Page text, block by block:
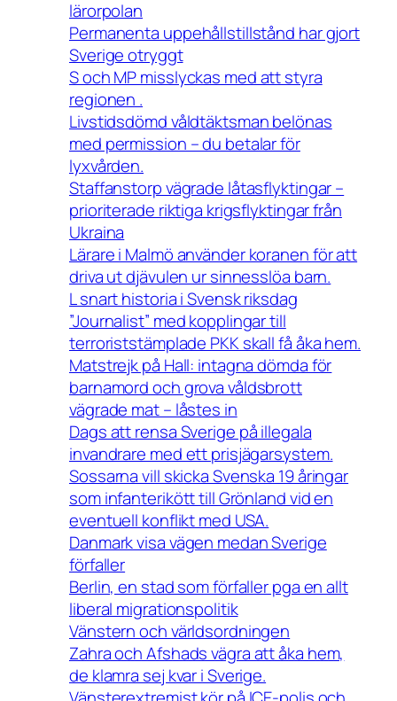
lärorpolan
Permanenta uppehållstillstånd har gjort
Sverige otryggt
S och MP misslyckas med att styra
regionen .
Livstidsdömd våldtäktsman belönas
med permission – du betalar för
lyxvården.
Staffanstorp vägrade låtasflyktingar –
prioriterade riktiga krigsflyktingar från
Ukraina
Lärare i Malmö använder koranen för att
driva ut djävulen ur sinnesslöa barn.
L snart historia i Svensk riksdag
”Journalist” med kopplingar till
terroriststämplade PKK skall få åka hem.
Matstrejk på Hall: intagna dömda för
barnamord och grova våldsbrott
vägrade mat – låstes in
Dags att rensa Sverige på illegala
invandrare med ett prisjägarsystem.
Sossarna vill skicka Svenska 19 åringar
som infanterikött till Grönland vid en
eventuell konflikt med USA.
Danmark visa vägen medan Sverige
förfaller
Berlin, en stad som förfaller pga en allt
liberal migrationspolitik
Vänstern och världsordningen
Zahra och Afshads vägra att åka hem,
de klamra sej kvar i Sverige.